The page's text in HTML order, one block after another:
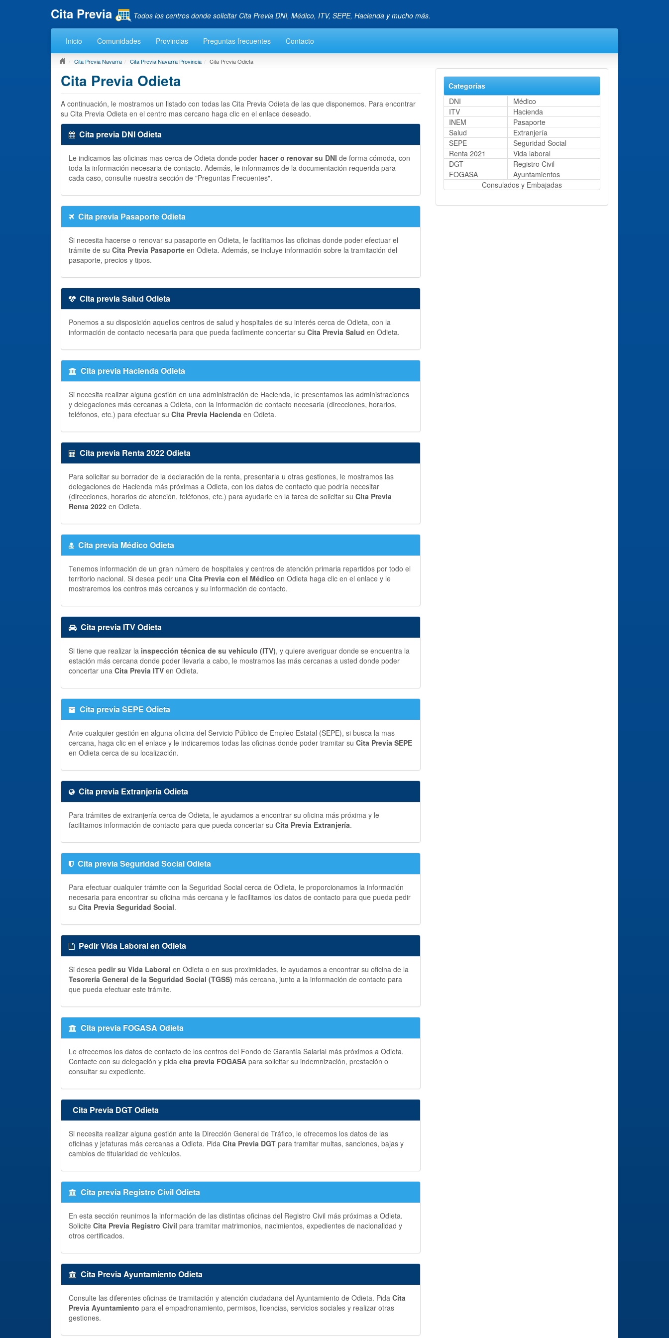
Cita Previa Todos los centros donde solicitar Cita Previa DNI, Médico, ITV, SEPE, Hacienda y mucho más.
Inicio Comunidades Provincias Preguntas frecuentes Contacto
Cita Previa Navarra Cita Previa Navarra Provincia Cita Previa Odieta
Cita Previa Odieta
A continuación, le mostramos un listado con todas las Cita Previa Odieta de las que disponemos. Para encontrar
su Cita Previa Odieta en el centro mas cercano haga clic en el enlace deseado.
Cita previa DNI Odieta
Le indicamos las oficinas mas cerca de Odieta donde poder hacer o renovar su DNI de forma cómoda, con
toda la información necesaria de contacto. Además, le informamos de la documentación requerida para
cada caso, consulte nuestra sección de "Preguntas Frecuentes".
Cita previa Pasaporte Odieta
Si necesita hacerse o renovar su pasaporte en Odieta, le facilitamos las oficinas donde poder efectuar el
trámite de su Cita Previa Pasaporte en Odieta. Además, se incluye información sobre la tramitación del
pasaporte, precios y tipos.
Cita previa Salud Odieta
Ponemos a su disposición aquellos centros de salud y hospitales de su interés cerca de Odieta, con la
información de contacto necesaria para que pueda facilmente concertar su Cita Previa Salud en Odieta.
Cita previa Hacienda Odieta
Si necesita realizar alguna gestión en una administración de Hacienda, le presentamos las administraciones
y delegaciones más cercanas a Odieta, con la información de contacto necesaria (direcciones, horarios,
teléfonos, etc.) para efectuar su Cita Previa Hacienda en Odieta.
Cita previa Renta 2022 Odieta
Para solicitar su borrador de la declaración de la renta, presentarla u otras gestiones, le mostramos las
delegaciones de Hacienda más próximas a Odieta, con los datos de contacto que podría necesitar
(direcciones, horarios de atención, teléfonos, etc.) para ayudarle en la tarea de solicitar su Cita Previa
Renta 2022 en Odieta.
Cita previa Médico Odieta
Tenemos información de un gran número de hospitales y centros de atención primaria repartidos por todo el
territorio nacional. Si desea pedir una Cita Previa con el Médico en Odieta haga clic en el enlace y le
mostraremos los centros más cercanos y su información de contacto.
Cita previa ITV Odieta
Si tiene que realizar la inspección técnica de su vehiculo (ITV), y quiere averiguar donde se encuentra la
estación más cercana donde poder llevarla a cabo, le mostramos las más cercanas a usted donde poder
concertar una Cita Previa ITV en Odieta.
Cita previa SEPE Odieta
Ante cualquier gestión en alguna oficina del Servicio Público de Empleo Estatal (SEPE), si busca la mas
cercana, haga clic en el enlace y le indicaremos todas las oficinas donde poder tramitar su Cita Previa SEPE
en Odieta cerca de su localización.
Cita previa Extranjería Odieta
Para trámites de extranjería cerca de Odieta, le ayudamos a encontrar su oficina más próxima y le
facilitamos información de contacto para que pueda concertar su Cita Previa Extranjería.
Cita previa Seguridad Social Odieta
Para efectuar cualquier trámite con la Seguridad Social cerca de Odieta, le proporcionamos la información
necesaria para encontrar su oficina más cercana y le facilitamos los datos de contacto para que pueda pedir
su Cita Previa Seguridad Social.
Pedir Vida Laboral en Odieta
Si desea pedir su Vida Laboral en Odieta o en sus proximidades, le ayudamos a encontrar su oficina de la
Tesorería General de la Seguridad Social (TGSS) más cercana, junto a la información de contacto para
que pueda efectuar este trámite.
Cita previa FOGASA Odieta
Le ofrecemos los datos de contacto de los centros del Fondo de Garantía Salarial más próximos a Odieta.
Contacte con su delegación y pida cita previa FOGASA para solicitar su indemnización, prestación o
consultar su expediente.
Cita Previa DGT Odieta
Si necesita realizar alguna gestión ante la Dirección General de Tráfico, le ofrecemos los datos de las
oficinas y jefaturas más cercanas a Odieta. Pida Cita Previa DGT para tramitar multas, sanciones, bajas y
cambios de titularidad de vehículos.
Cita previa Registro Civil Odieta
En esta sección reunimos la información de las distintas oficinas del Registro Civil más próximas a Odieta.
Solicite Cita Previa Registro Civil para tramitar matrimonios, nacimientos, expedientes de nacionalidad y
otros certificados.
Cita Previa Ayuntamiento Odieta
Consulte las diferentes oficinas de tramitación y atención ciudadana del Ayuntamiento de Odieta. Pida Cita
Previa Ayuntamiento para el empadronamiento, permisos, licencias, servicios sociales y realizar otras
gestiones.
Categorías
DNI
Médico
ITV
Hacienda
INEM
Pasaporte
Salud
Extranjería
SEPE
Seguridad Social
Renta 2021
Vida laboral
DGT
Registro Civil
FOGASA
Ayuntamientos
Consulados y Embajadas